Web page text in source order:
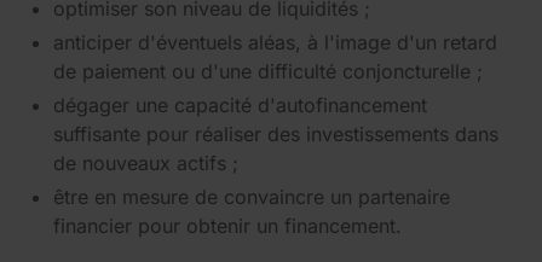
optimiser son niveau de liquidités ;
anticiper d'éventuels aléas, à l'image d'un retard
de paiement ou d'une difficulté conjoncturelle ;
dégager une capacité d'autofinancement
suffisante pour réaliser des investissements dans
de nouveaux actifs ;
être en mesure de convaincre un partenaire
financier pour obtenir un financement.